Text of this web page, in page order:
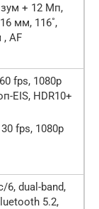
+ 12 Мп,
мм, 116˚,
AF
fps, 1080p
EIS, HDR10+
fps, 1080p
6, dual-band,
5.2,